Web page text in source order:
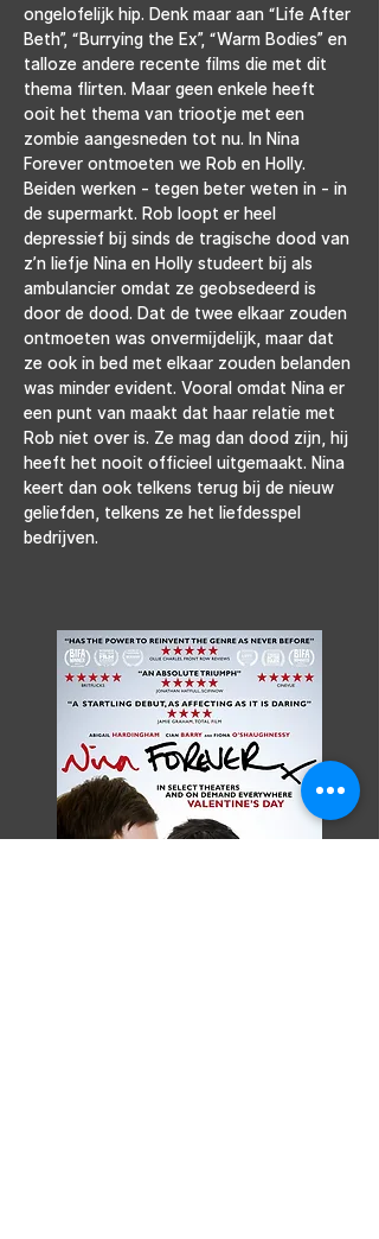
ongelofelijk hip. Denk maar aan “Life After
Beth”, “Burrying the Ex”, “Warm Bodies” en
talloze andere recente films die met dit
thema flirten. Maar geen enkele heeft
ooit het thema van triootje met een
zombie aangesneden tot nu. In Nina
Forever ontmoeten we Rob en Holly.
Beiden werken - tegen beter weten in - in
de supermarkt. Rob loopt er heel
depressief bij sinds de tragische dood van
z’n liefje Nina en Holly studeert bij als
ambulancier omdat ze geobsedeerd is
door de dood. Dat de twee elkaar zouden
ontmoeten was onvermijdelijk, maar dat
ze ook in bed met elkaar zouden belanden
was minder evident. Vooral omdat Nina er
een punt van maakt dat haar relatie met
Rob niet over is. Ze mag dan dood zijn, hij
heeft het nooit officieel uitgemaakt. Nina
keert dan ook telkens terug bij de nieuw
geliefden, telkens ze het liefdesspel
bedrijven.